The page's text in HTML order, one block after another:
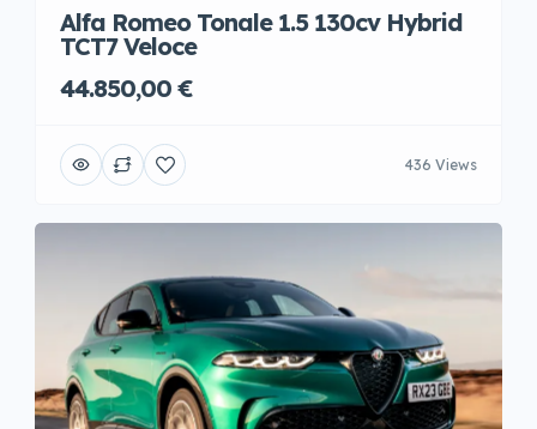
Alfa Romeo Tonale 1.5 130cv Hybrid
TCT7 Veloce
44.850,00 €
436 Views